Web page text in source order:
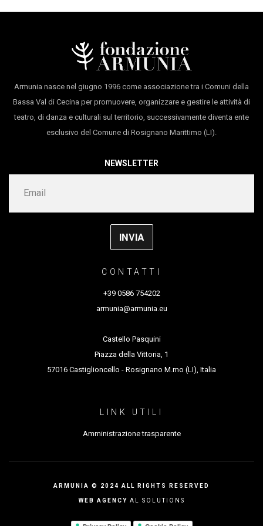
di Teatro, il Premio Ubu 2014 e 2017 come Miglior
Attore e il Premio della Critica dall'Associazione
Nazionale dei Critici di Teatro nel 2015.
Ha diretto il Teatro San Martino di Bologna dal 2007 al
2012.
(2019, diretto e interpretato), ll teatro comico
interpretato), entrambi del 2017. Del 2021
(adattamento e regia),
Armunia nasce nel giugno 1996 come associazione tra i Comuni della
Bassa Val di Cecina per promuovere, organizzare e gestire le attività di
teatro, di danza e culturali sul territorio, successivamente diventa ente
esclusivo del Comune di Rosignano Marittimo (LI).
NEWSLETTER
CONTATTI
+39 0586 754202
armunia@armunia.eu
Castello Pasquini
Piazza della Vittoria, 1
57016 Castiglioncello - Rosignano M.mo (LI), Italia
LINK UTILI
Amministrazione trasparente
ARMUNIA © 2024 ALL RIGHTS RESERVED
WEB AGENCY AL SOLUTIONS